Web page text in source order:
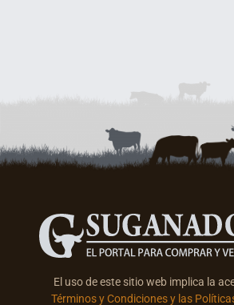
El uso de este sitio web implica la
Términos y Condiciones y las